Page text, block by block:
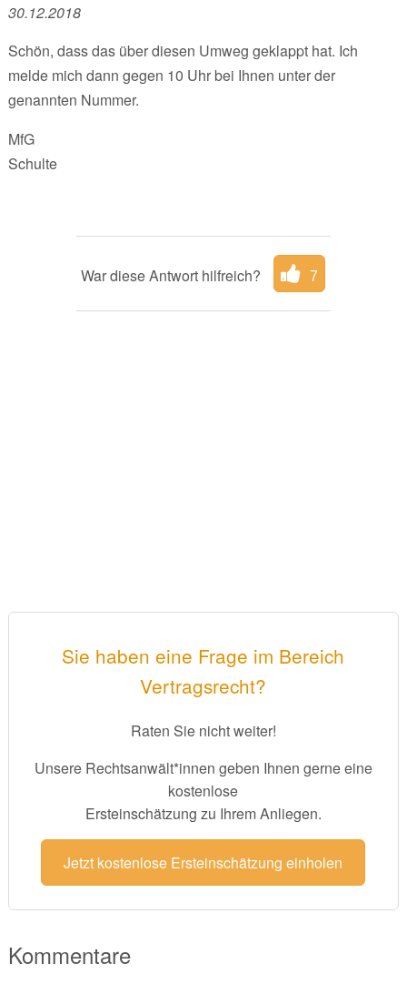
30.12.2018
Schön, dass das über diesen Umweg geklappt hat. Ich
melde mich dann gegen 10 Uhr bei Ihnen unter der
genannten Nummer.
MfG
Schulte
War diese Antwort hilfreich? 7
Sie haben eine Frage im Bereich
Vertragsrecht?
Raten Sie nicht weiter!
Unsere Rechtsanwält*innen geben Ihnen gerne eine
kostenlose
Ersteinschätzung zu Ihrem Anliegen.
Jetzt kostenlose Ersteinschätzung einholen
Kommentare